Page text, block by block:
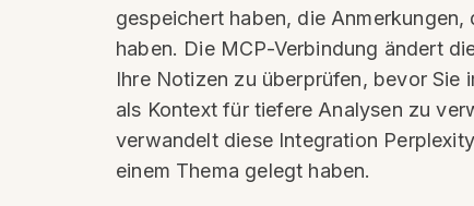
gespeichert haben, die
haben. Die MCP-Verbindung ändert
Ihre Notizen zu überprüfen, bevor Sie
als Kontext für tiefere Analysen zu
verwandelt diese Integration
einem Thema gelegt haben.